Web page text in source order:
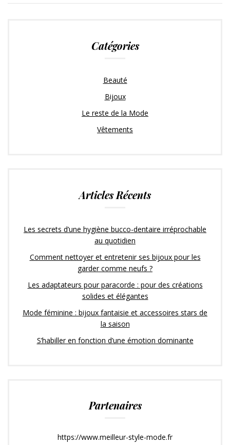
t
b
k
l
e
n
e
l
Catégories
Beauté
Bijoux
Le reste de la Mode
Vêtements
Articles Récents
Les secrets d’une hygiène bucco-dentaire irréprochable
au quotidien
Comment nettoyer et entretenir ses bijoux pour les
garder comme neufs ?
Les adaptateurs pour paracorde : pour des créations
solides et élégantes
Mode féminine : bijoux fantaisie et accessoires stars de
la saison
S’habiller en fonction d’une émotion dominante
Partenaires
https://www.meilleur-style-mode.fr